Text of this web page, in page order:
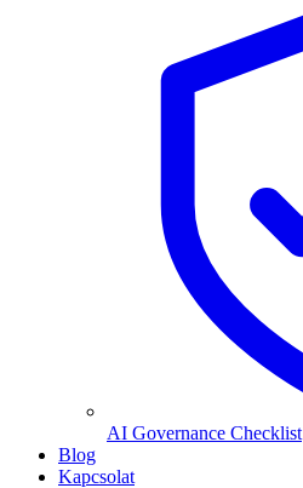
AI Governance Checklist
Blog
Kapcsolat